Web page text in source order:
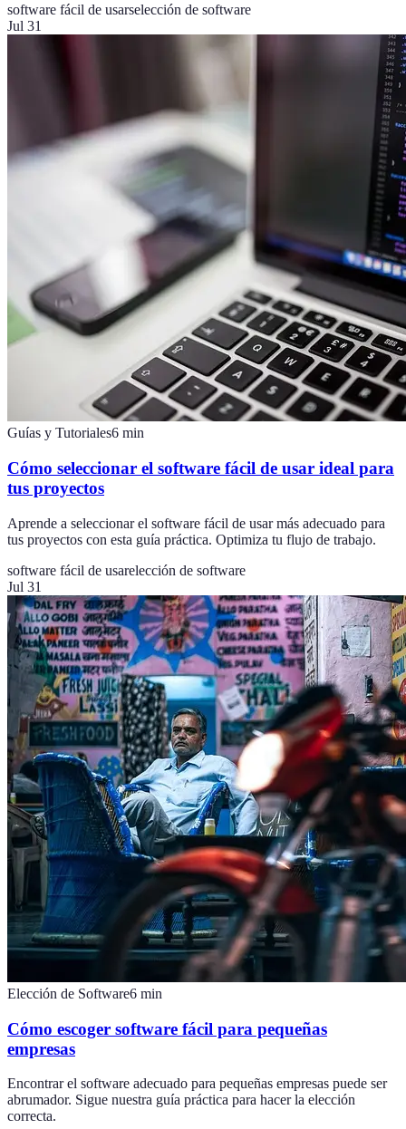
software fácil de usarselección de software
Jul 31
Guías y Tutoriales6 min
Cómo seleccionar el software fácil de usar ideal para
tus proyectos
Aprende a seleccionar el software fácil de usar más adecuado para
tus proyectos con esta guía práctica. Optimiza tu flujo de trabajo.
software fácil de usarelección de software
Jul 31
Elección de Software6 min
Cómo escoger software fácil para pequeñas
empresas
Encontrar el software adecuado para pequeñas empresas puede ser
abrumador. Sigue nuestra guía práctica para hacer la elección
correcta.